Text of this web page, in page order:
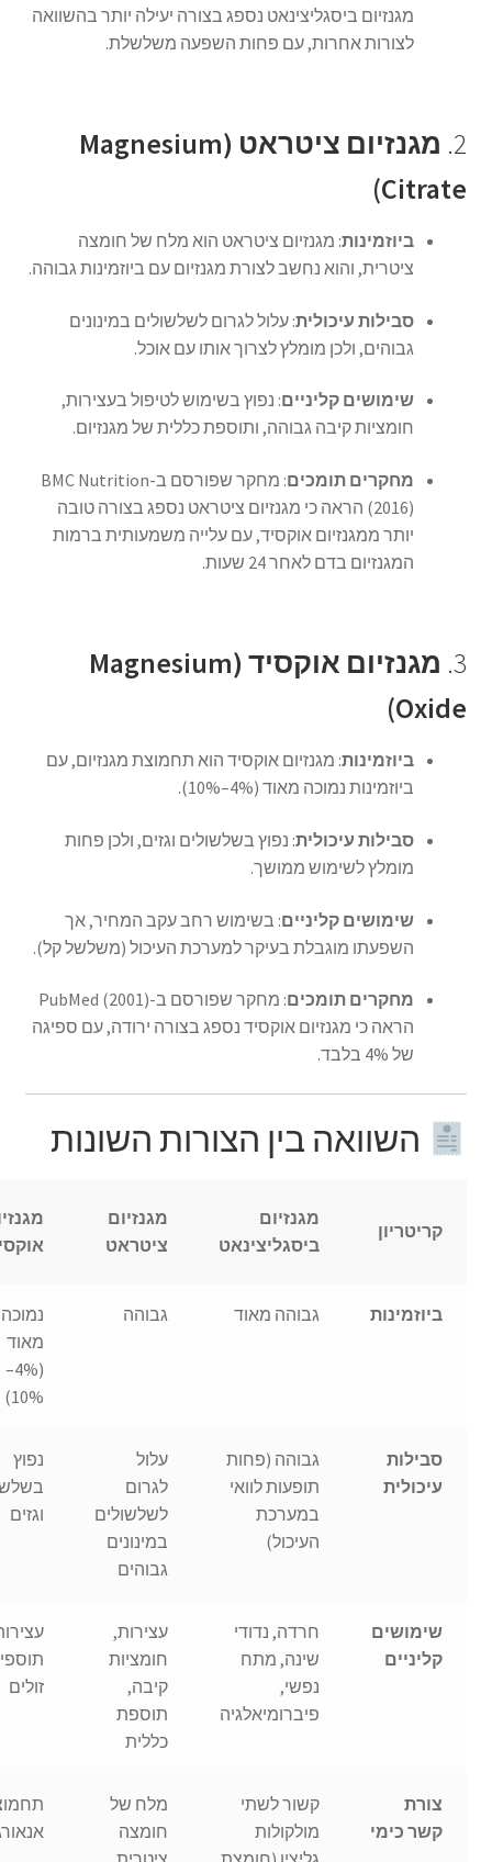
מגנזיום ביסגליצינאט נספג בצורה יעילה יותר בהשוואה
לצורות אחרות, עם פחות השפעה משלשלת.
2.
מגנזיום ציטראט (Magnesium
Citrate)
ביוזמינות: מגנזיום ציטראט הוא מלח של חומצה
ציטרית, והוא נחשב לצורת מגנזיום עם ביוזמינות גבוהה.
סבילות עיכולית: עלול לגרום לשלשולים במינונים
גבוהים, ולכן מומלץ לצרוך אותו עם אוכל.
שימושים קליניים: נפוץ בשימוש לטיפול בעצירות,
חומציות קיבה גבוהה, ותוספת כללית של מגנזיום.
מחקרים תומכים:
מחקר שפורסם ב-BMC Nutrition
(2016) הראה כי מגנזיום ציטראט נספג בצורה טובה
יותר ממגנזיום אוקסיד, עם עלייה משמעותית ברמות
המגנזיום בדם לאחר 24 שעות.
3.
מגנזיום אוקסיד (Magnesium
Oxide)
ביוזמינות: מגנזיום אוקסיד הוא תחמוצת מגנזיום, עם
ביוזמינות נמוכה מאוד (4%–10%).
סבילות עיכולית: נפוץ בשלשולים וגזים, ולכן פחות
מומלץ לשימוש ממושך.
שימושים קליניים: בשימוש רחב עקב המחיר, אך
השפעתו מוגבלת בעיקר למערכת העיכול (משלשל קל).
מחקרים תומכים:
מחקר שפורסם ב-PubMed (2001)
הראה כי מגנזיום אוקסיד נספג בצורה ירודה, עם ספיגה
של 4% בלבד.
השוואה בין הצורות השונות
קריטריון
מגנזיום
ביסגליצינאט
מגנזיום
ציטראט
ביוזמינות גבוהה מאוד גבוהה
נמוכה
מאוד
(4%–
10%)
סבילות
עיכולית
גבוהה (פחות
תופעות לוואי
במערכת
העיכול)
עלול
לגרום
לשלשולים
במינונים
גבוהים
נפוץ
וגזים
שימושים
קליניים
חרדה, נדודי
שינה, מתח
נפשי,
פיברומיאלגיה
עצירות,
חומציות
קיבה,
תוספת
כללית
זולים
צורת
קשר כימי
קשור לשתי
מולקולות
מלח של
חומצה